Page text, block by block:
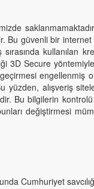
Bu güvenli bir
kullanılan
3D Secure
engellenmiş
yüzden, alışveriş
Bu bilgilerin
değiştirmesi
Cumhuriyet